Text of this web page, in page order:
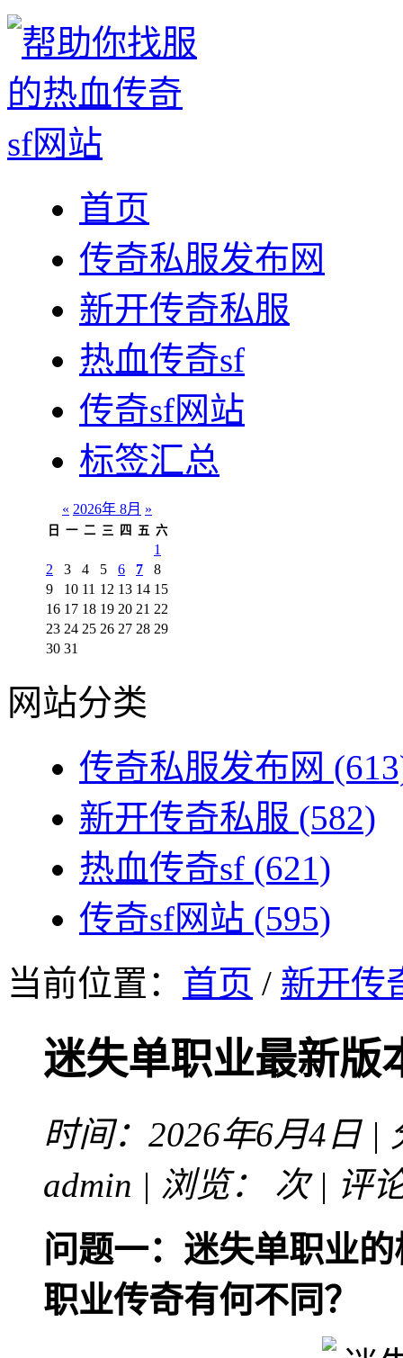
首页
传奇私服发布网
新开传奇私服
热血传奇sf
传奇sf网站
标签汇总
« 2026年 8月 »
日 一 二 三 四 五 六
1
2
3 4 5 6 7
8
9
10 11 12 13 14 15
16 17 18 19 20 21 22
23 24 25 26 27 28 29
30 31
网站分类
传奇私服发布网
新开传奇私服 (582)
热血传奇sf (621)
传奇sf网站 (595)
当前位置： 首页 / 新开传
迷失单职业最新版
时间：2026年6月4日 |
admin | 浏览：
次 | 评
问题一：迷失单职业
职业传奇有何不同？